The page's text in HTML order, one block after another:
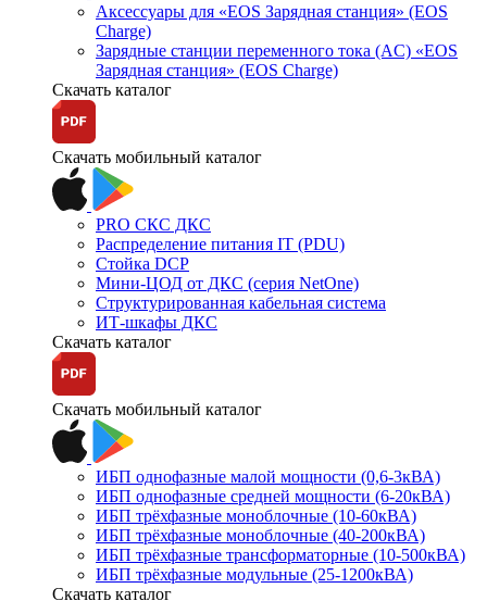
Аксессуары для «EOS Зарядная станция» (EOS
Charge)
Зарядные станции переменного тока (AC) «EOS
Зарядная станция» (EOS Charge)
Скачать каталог
Скачать мобильный каталог
PRO СКС ДКС
Распределение питания IT (PDU)
Стойка DCP
Мини-ЦОД от ДКС (серия NetOne)
Структурированная кабельная система
ИТ-шкафы ДКС
Скачать каталог
Скачать мобильный каталог
ИБП однофазные малой мощности (0,6-3кВА)
ИБП однофазные средней мощности (6-20кВА)
ИБП трёхфазные моноблочные (10-60кВА)
ИБП трёхфазные моноблочные (40-200кВА)
ИБП трёхфазные трансформаторные (10-500кВА)
ИБП трёхфазные модульные (25-1200кВА)
Скачать каталог